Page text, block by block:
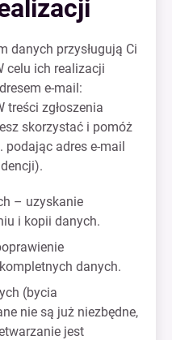
danych przysługują Ci
celu ich realizacji
e-mail:
treści zgłoszenia
skorzystać i pomóż
podając adres e-mail
– uzyskanie
i kopii danych.
danych.
(bycia
nie są już niezbędne,
jest